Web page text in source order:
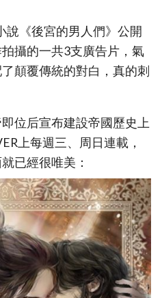
說《後宮的男人們》公開
攝的一共3支廣告片，氣
顛覆傳統的對白，真的刺
位后宣布建設帝國歷史上
上每週三、周日連載，
已經很唯美：